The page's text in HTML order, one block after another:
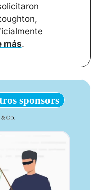
más.
sponsors